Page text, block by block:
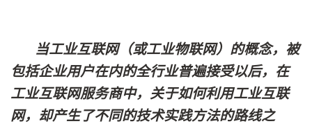
当工业互联网（或工业物联网）的概念，被
包括企业用户在内的全行业普遍接受以后，在
工业互联网服务商中，关于如何利用工业互联
网，却产生了不同的技术实践方法的路线之